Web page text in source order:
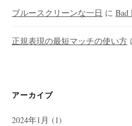
ブルースクリーンな一日 に Bad
正規表現の最短マッチの使い方
アーカイブ
2024年1月 (1)